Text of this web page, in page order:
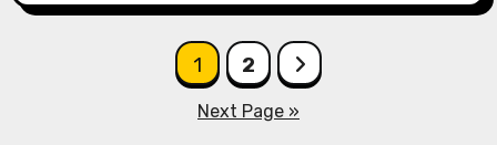
1 2
Next Page »